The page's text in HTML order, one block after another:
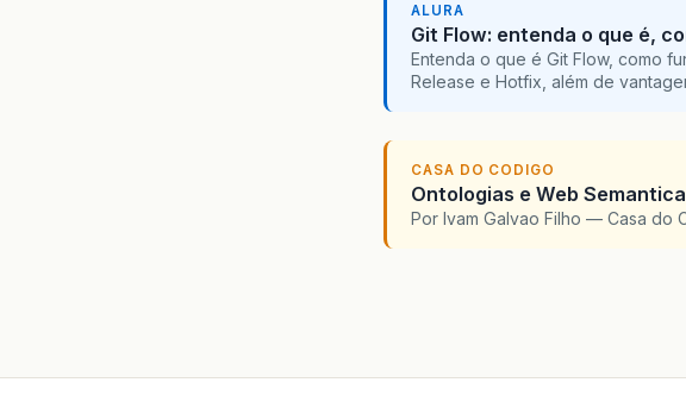
ALURA
Git Flow: entenda o que é,
Entenda o que é Git Flow, como
Release e Hotfix, além de
CASA DO CODIGO
Ontologias e Web
Por Ivam Galvao Filho — Casa do